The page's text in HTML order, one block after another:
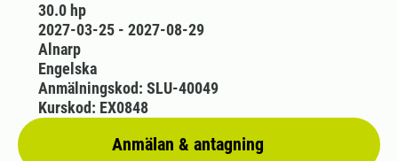
30.0 hp
2027-03-25 - 2027-08-29
Alnarp
Engelska
Anmälan & antagning
Anmälningskod: SLU-40049
Kurskod: EX0848